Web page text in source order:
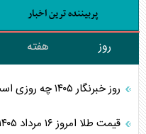
پربیننده ترین اخبار
روز هفته
روز خبرنگار ۱۴۰۵ چه روزی است؟ + پیام تبریک روز خبرنگار ۱۴۰۵
قیمت طلا امروز ۱۶ مرداد ۱۴۰۵